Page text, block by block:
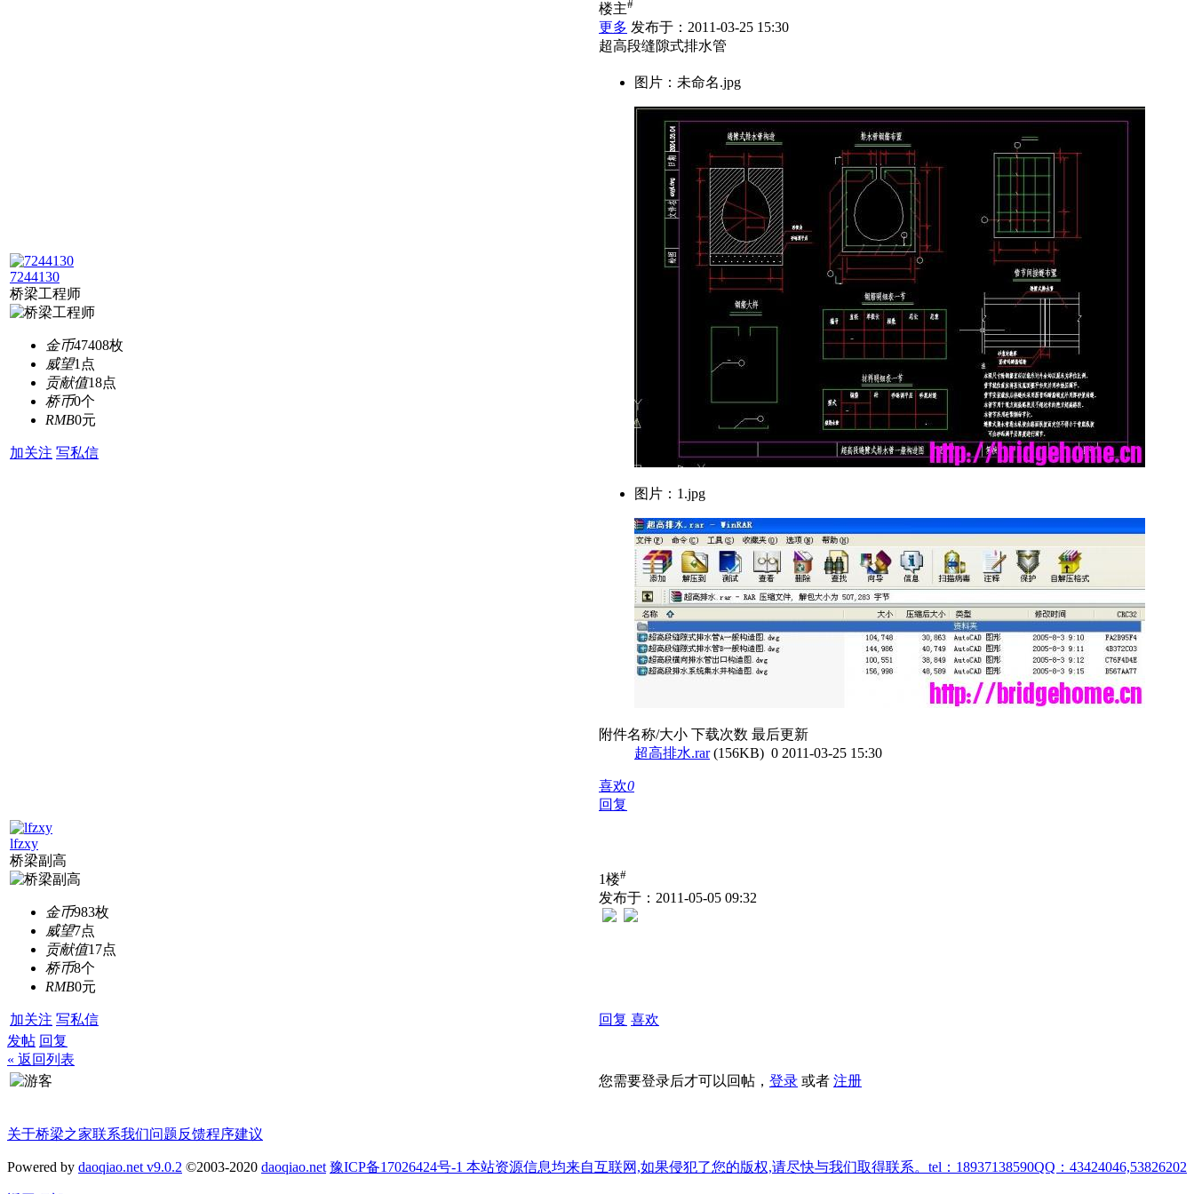
7244130
桥梁工程师
金币47408枚
威望1点
贡献值18点
桥币0个
RMB0元
加关注 写私信
楼主#
更多 发布于：2011-03-25 15:30
超高段缝隙式排水管
图片：未命名.jpg
图片：1.jpg
附件名称/大小 下载次数 最后更新
超高排水.rar(156KB) 0 2011-03-25 15:30
喜欢0
回复
lfzxy
桥梁副高
金币983枚
威望7点
贡献值17点
桥币8个
RMB0元
加关注 写私信
1楼#
发布于：2011-05-05 09:32
回复 喜欢
发帖 回复
« 返回列表
您需要登录后才可以回帖， 登录 或者 注册
关于桥梁之家联系我们问题反馈程序建议
Powered by daoqiao.net v9.0.2 ©2003-2020 daoqiao.net 豫ICP备17026424号-1 本站资源信息均来自互联网,如果侵犯了您的版权,请尽快与我们取得联系。tel：18937138590QQ：43424046,53826202